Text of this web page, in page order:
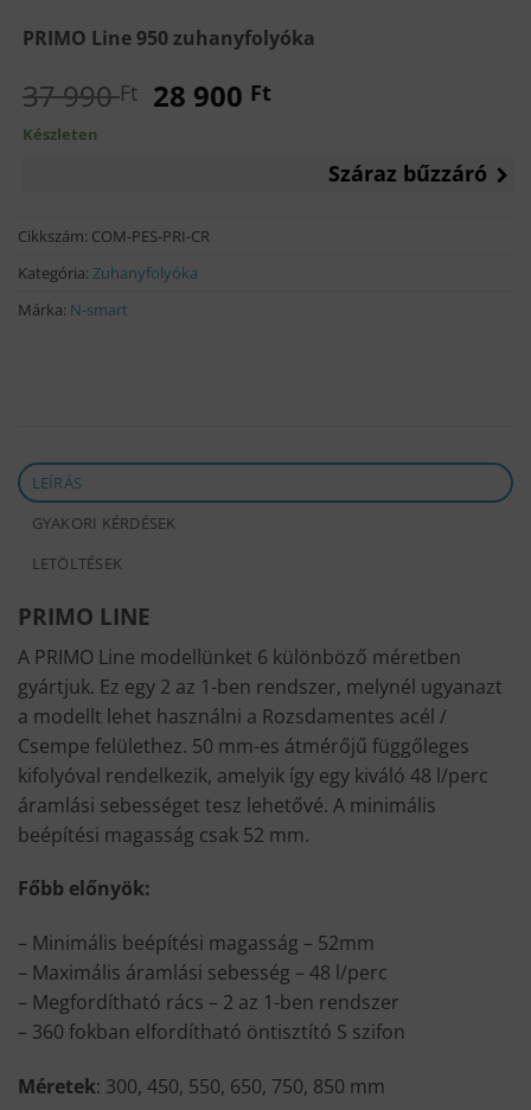
PRIMO Line 950 zuhanyfolyóka
37 990Ft Original
28 900 Ft
Készleten
Száraz bűzzáró
Cikkszám: COM-PES-PRI-CR
Kategória: Zuhanyfolyóka
Márka: N-smart
LEÍRÁS
GYAKORI KÉRDÉSEK
LETÖLTÉSEK
PRIMO LINE
A PRIMO Line modellünket 6 különböző méretben
gyártjuk. Ez egy 2 az 1-ben rendszer, melynél ugyanazt
a modellt lehet használni a Rozsdamentes acél /
Csempe felülethez. 50 mm-es átmérőjű függőleges
kifolyóval rendelkezik, amelyik így egy kiváló 48 l/perc
áramlási sebességet tesz lehetővé. A minimális
beépítési magasság csak 52 mm.
Főbb előnyök:
– Minimális beépítési magasság – 52mm
– Maximális áramlási sebesség – 48 l/perc
– Megfordítható rács – 2 az 1-ben rendszer
– 360 fokban elfordítható öntisztító S szifon
Méretek: 300, 450, 550, 650, 750, 850 mm